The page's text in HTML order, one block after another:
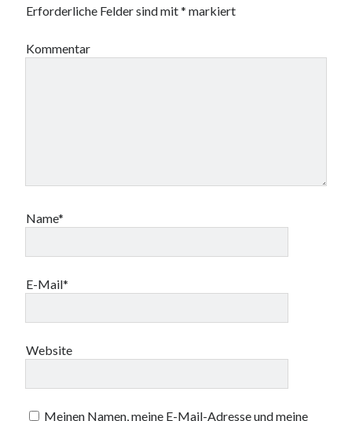
Erforderliche Felder sind mit* markiert
Kommentar
Name*
E-Mail*
Website
Meinen Namen, meine E-Mail-Adresse und meine